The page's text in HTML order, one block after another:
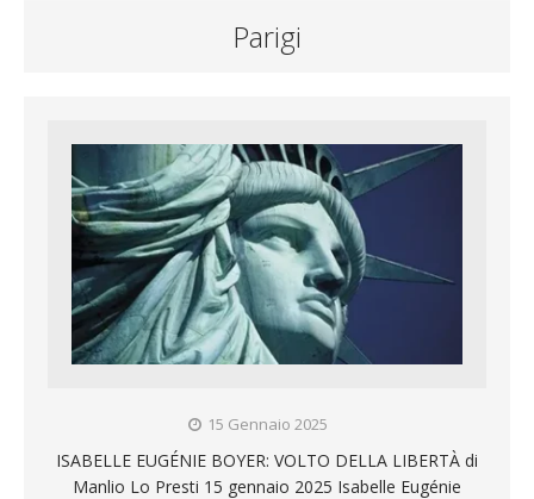
Parigi
15 Gennaio 2025
ISABELLE EUGÉNIE BOYER: VOLTO DELLA LIBERTÀ di
Manlio Lo Presti 15 gennaio 2025 Isabelle Eugénie